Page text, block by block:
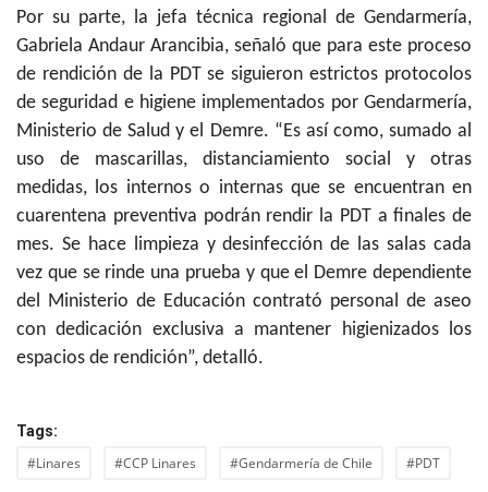
Por su parte, la jefa técnica regional de Gendarmería,
Gabriela Andaur Arancibia, señaló que para este proceso
de rendición de la PDT se siguieron estrictos protocolos
de seguridad e higiene implementados por Gendarmería,
Ministerio de Salud y el Demre. “Es así como, sumado al
uso de mascarillas, distanciamiento social y otras
medidas, los internos o internas que se encuentran en
cuarentena preventiva podrán rendir la PDT a finales de
mes. Se hace limpieza y desinfección de las salas cada
vez que se rinde una prueba y que el Demre dependiente
del Ministerio de Educación contrató personal de aseo
con dedicación exclusiva a mantener higienizados los
espacios de rendición”, detalló.
Tags:
#Linares #CCP Linares #Gendarmería de Chile #PDT